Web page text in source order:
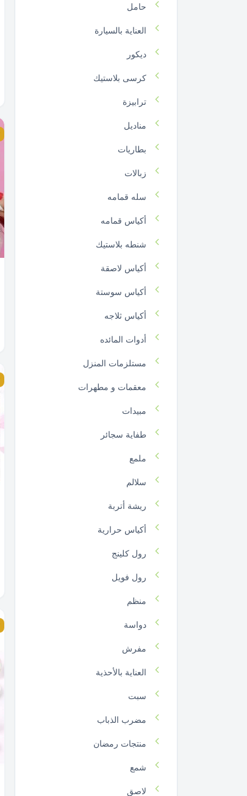
حامل
العناية بالسيارة
ديكور
كرسى بلاستيك
ترابيزة
مناديل
بطاريات
زبالات
سله قمامه
أكياس قمامه
شنطه بلاستيك
أكياس لاصقة
أكياس سوستة
أكياس ثلاجه
أدوات المائده
مستلزمات المنزل
معقمات و مطهرات
مبيدات
طفاية سجائر
ملمع
سلالم
ريشة أتربة
أكياس حرارية
رول كلينج
رول فويل
منظم
دواسة
مفرش
العناية بالأحذية
سبت
مضرب الذباب
منتجات رمضان
شمع
لاصق